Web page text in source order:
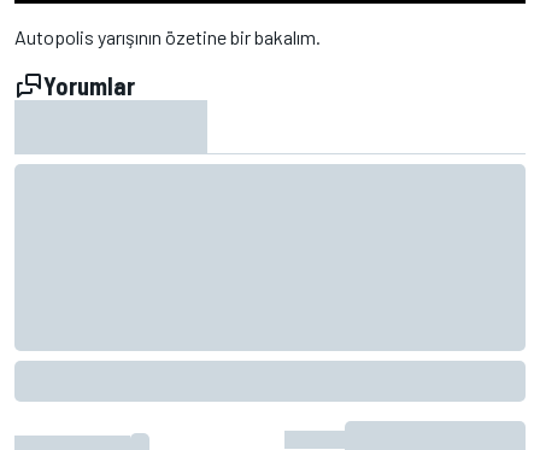
Autopolis yarışının özetine bir bakalım.
Yorumlar